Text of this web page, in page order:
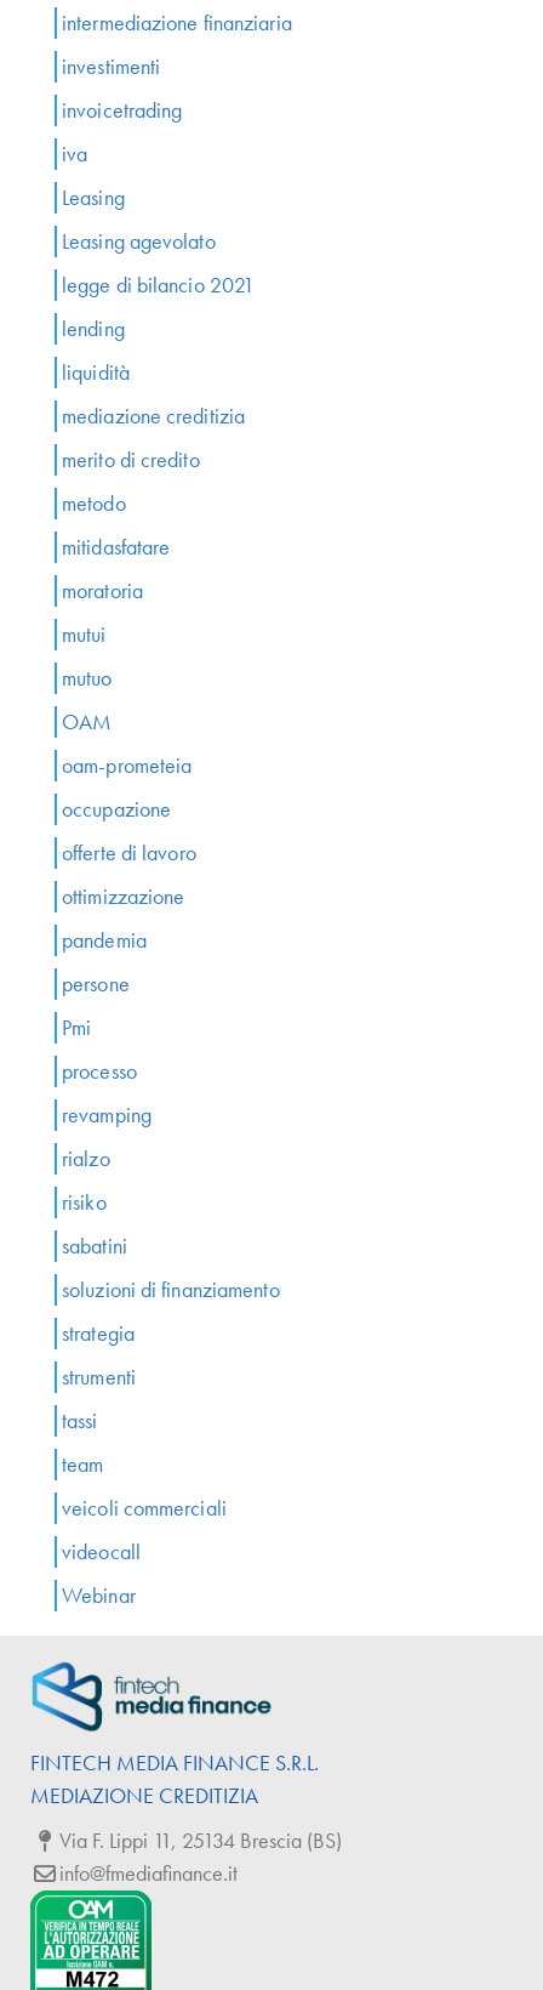
intermediazione finanziaria
investimenti
invoicetrading
iva
Leasing
Leasing agevolato
legge di bilancio 2021
lending
liquidità
mediazione creditizia
merito di credito
metodo
mitidasfatare
moratoria
mutui
mutuo
OAM
oam-prometeia
occupazione
offerte di lavoro
ottimizzazione
pandemia
persone
Pmi
processo
revamping
rialzo
risiko
sabatini
soluzioni di finanziamento
strategia
strumenti
tassi
team
veicoli commerciali
videocall
Webinar
FINTECH MEDIA FINANCE S.R.L.
MEDIAZIONE CREDITIZIA
Via F. Lippi 11, 25134 Brescia (BS)
info@fmediafinance.it